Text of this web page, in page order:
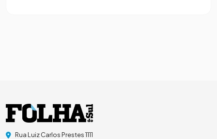
Rua Luiz Carlos Prestes 1111